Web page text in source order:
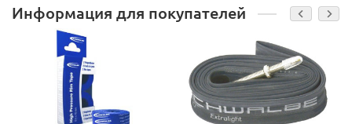
Информация для покупателей